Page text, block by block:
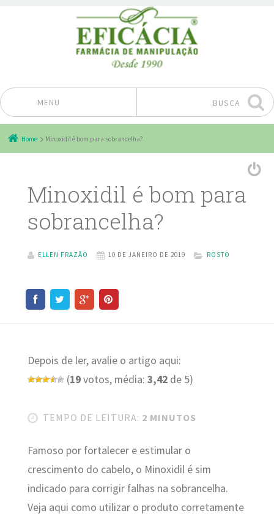
MENU
Pular para o conteúdo
BUSCA
Home Minoxidil é bom para sobrancelha?
Minoxidil é bom para
sobrancelha?
ELLEN FRAZÃO 10 DE JANEIRO DE 2019 ROSTO
Depois de ler, avalie o artigo aqui:
(19votos, média: 3,42de 5)
TEMPO DE LEITURA: 2 MINUTOS
Famoso por fortalecer e estimular o
crescimento do cabelo, o Minoxidil é sim
indicado para corrigir falhas na sobrancelha.
Veja aqui como utilizar o produto corretamente